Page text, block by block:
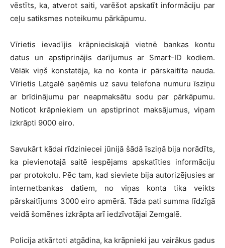
vēstīts, ka, atverot saiti, varēšot apskatīt informāciju par
ceļu satiksmes noteikumu pārkāpumu.
Vīrietis ievadījis krāpnieciskajā vietnē bankas kontu
datus un apstiprinājis darījumus ar Smart-ID kodiem.
Vēlāk viņš konstatēja, ka no konta ir pārskaitīta nauda.
Vīrietis Latgalē saņēmis uz savu telefona numuru īsziņu
ar brīdinājumu par neapmaksātu sodu par pārkāpumu.
Noticot krāpniekiem un apstiprinot maksājumus, viņam
izkrāpti 9000 eiro.
Savukārt kādai rīdziniecei jūnijā šādā īsziņā bija norādīts,
ka pievienotajā saitē iespējams apskatīties informāciju
par protokolu. Pēc tam, kad sieviete bija autorizējusies ar
internetbankas datiem, no viņas konta tika veikts
pārskaitījums 3000 eiro apmērā. Tāda pati summa līdzīgā
veidā šomēnes izkrāpta arī iedzīvotājai Zemgalē.
Policija atkārtoti atgādina, ka krāpnieki jau vairākus gadus